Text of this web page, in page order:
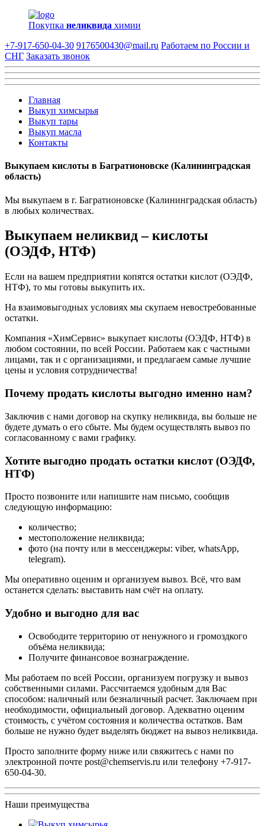
Покупка неликвида химии
+7-917-650-04-30 9176500430@mail.ru Работаем по России и
СНГ Заказать звонок
Главная
Выкуп химсырья
Выкуп тары
Выкуп масла
Контакты
Выкупаем кислоты в Багратионовске (Калининградская
область)
Мы выкупаем в г. Багратионовске (Калининградская область)
в любых количествах.
Выкупаем неликвид – кислоты
(ОЭДФ, НТФ)
Если на вашем предприятии копятся остатки кислот (ОЭДФ,
НТФ), то мы готовы выкупить их.
На взаимовыгодных условиях мы скупаем невостребованные
остатки.
Компания «ХимСервис» выкупает кислоты (ОЭДФ, НТФ) в
любом состоянии, по всей России. Работаем как с частными
лицами, так и с организациями, и предлагаем самые лучшие
цены и условия сотрудничества!
Почему продать кислоты выгодно именно нам?
Заключив с нами договор на скупку неликвида, вы больше не
будете думать о его сбыте. Мы будем осуществлять вывоз по
согласованному с вами графику.
Хотите выгодно продать остатки кислот (ОЭДФ,
НТФ)
Просто позвоните или напишите нам письмо, сообщив
следующую информацию:
количество;
местоположение неликвида;
фото (на почту или в мессенджеры: viber, whatsApp,
telegram).
Мы оперативно оценим и организуем вывоз. Всё, что вам
останется сделать: выставить нам счёт на оплату.
Удобно и выгодно для вас
Освободите территорию от ненужного и громоздкого
объёма неликвида;
Получите финансовое вознаграждение.
Мы работаем по всей России, организуем погрузку и вывоз
собственными силами. Рассчитаемся удобным для Вас
способом: наличный или безналичный расчет. Заключаем при
необходимости, официальный договор. Адекватно оценим
стоимость, с учётом состояния и количества остатков. Вам
больше не нужно будет выделять бюджет на вывоз неликвида.
Просто заполните форму ниже или свяжитесь с нами по
электронной почте post@chemservis.ru или телефону +7-917-
650-04-30.
Наши преимущества